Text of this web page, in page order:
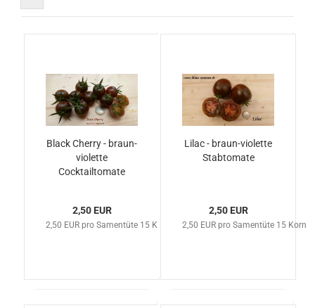
Black Cherry - braun-
violette
Cocktailtomate
2,50 EUR
2,50 EUR pro Samentüte 15 Korn
Lilac - braun-violette
Stabtomate
2,50 EUR
2,50 EUR pro Samentüte 15 Korn